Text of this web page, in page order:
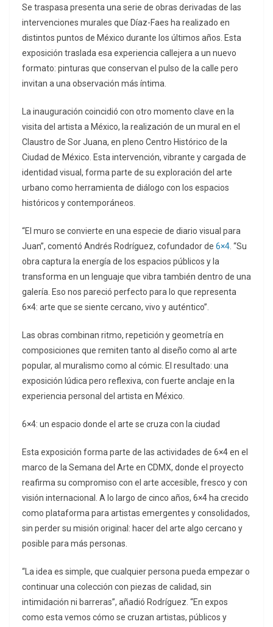
Se traspasa presenta una serie de obras derivadas de las
intervenciones murales que Díaz-Faes ha realizado en
distintos puntos de México durante los últimos años. Esta
exposición traslada esa experiencia callejera a un nuevo
formato: pinturas que conservan el pulso de la calle pero
invitan a una observación más íntima.
La inauguración coincidió con otro momento clave en la
visita del artista a México, la realización de un mural en el
Claustro de Sor Juana, en pleno Centro Histórico de la
Ciudad de México. Esta intervención, vibrante y cargada de
identidad visual, forma parte de su exploración del arte
urbano como herramienta de diálogo con los espacios
históricos y contemporáneos.
“El muro se convierte en una especie de diario visual para
Juan”, comentó Andrés Rodríguez, cofundador de 6×4 . “Su
obra captura la energía de los espacios públicos y la
transforma en un lenguaje que vibra también dentro de una
galería. Eso nos pareció perfecto para lo que representa
6×4: arte que se siente cercano, vivo y auténtico”.
Las obras combinan ritmo, repetición y geometría en
composiciones que remiten tanto al diseño como al arte
popular, al muralismo como al cómic. El resultado: una
exposición lúdica pero reflexiva, con fuerte anclaje en la
experiencia personal del artista en México.
6×4: un espacio donde el arte se cruza con la ciudad
Esta exposición forma parte de las actividades de 6×4 en el
marco de la Semana del Arte en CDMX, donde el proyecto
reafirma su compromiso con el arte accesible, fresco y con
visión internacional. A lo largo de cinco años, 6×4 ha crecido
como plataforma para artistas emergentes y consolidados,
sin perder su misión original: hacer del arte algo cercano y
posible para más personas.
“La idea es simple, que cualquier persona pueda empezar o
continuar una colección con piezas de calidad, sin
intimidación ni barreras”, añadió Rodríguez. “En expos
como esta vemos cómo se cruzan artistas, públicos y